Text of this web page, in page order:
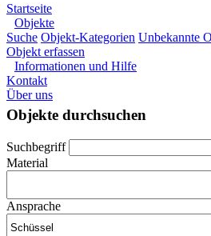
Startseite
Objekte
Suche Objekt-Kategorien Unbekannte
Objekt erfassen
Informationen und Hilfe
Kontakt
Über uns
Objekte durchsuchen
Suchbegriff
Material
Ansprache